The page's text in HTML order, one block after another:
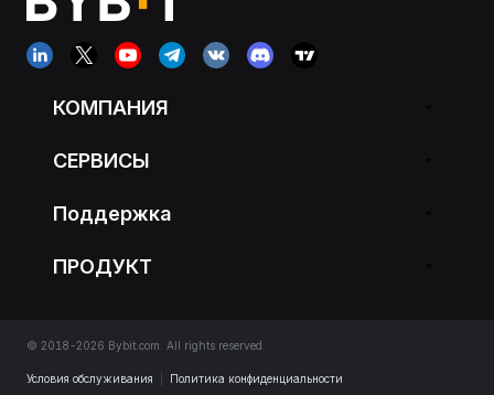
КОМПАНИЯ
СЕРВИСЫ
Поддержка
ПРОДУКТ
© 2018-2026 Bybit.com. All rights reserved.
Условия обслуживания Политика конфиденциальности